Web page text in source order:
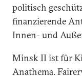
politisch
finanzierende
Innen- und
Minsk II ist für
Anathema.